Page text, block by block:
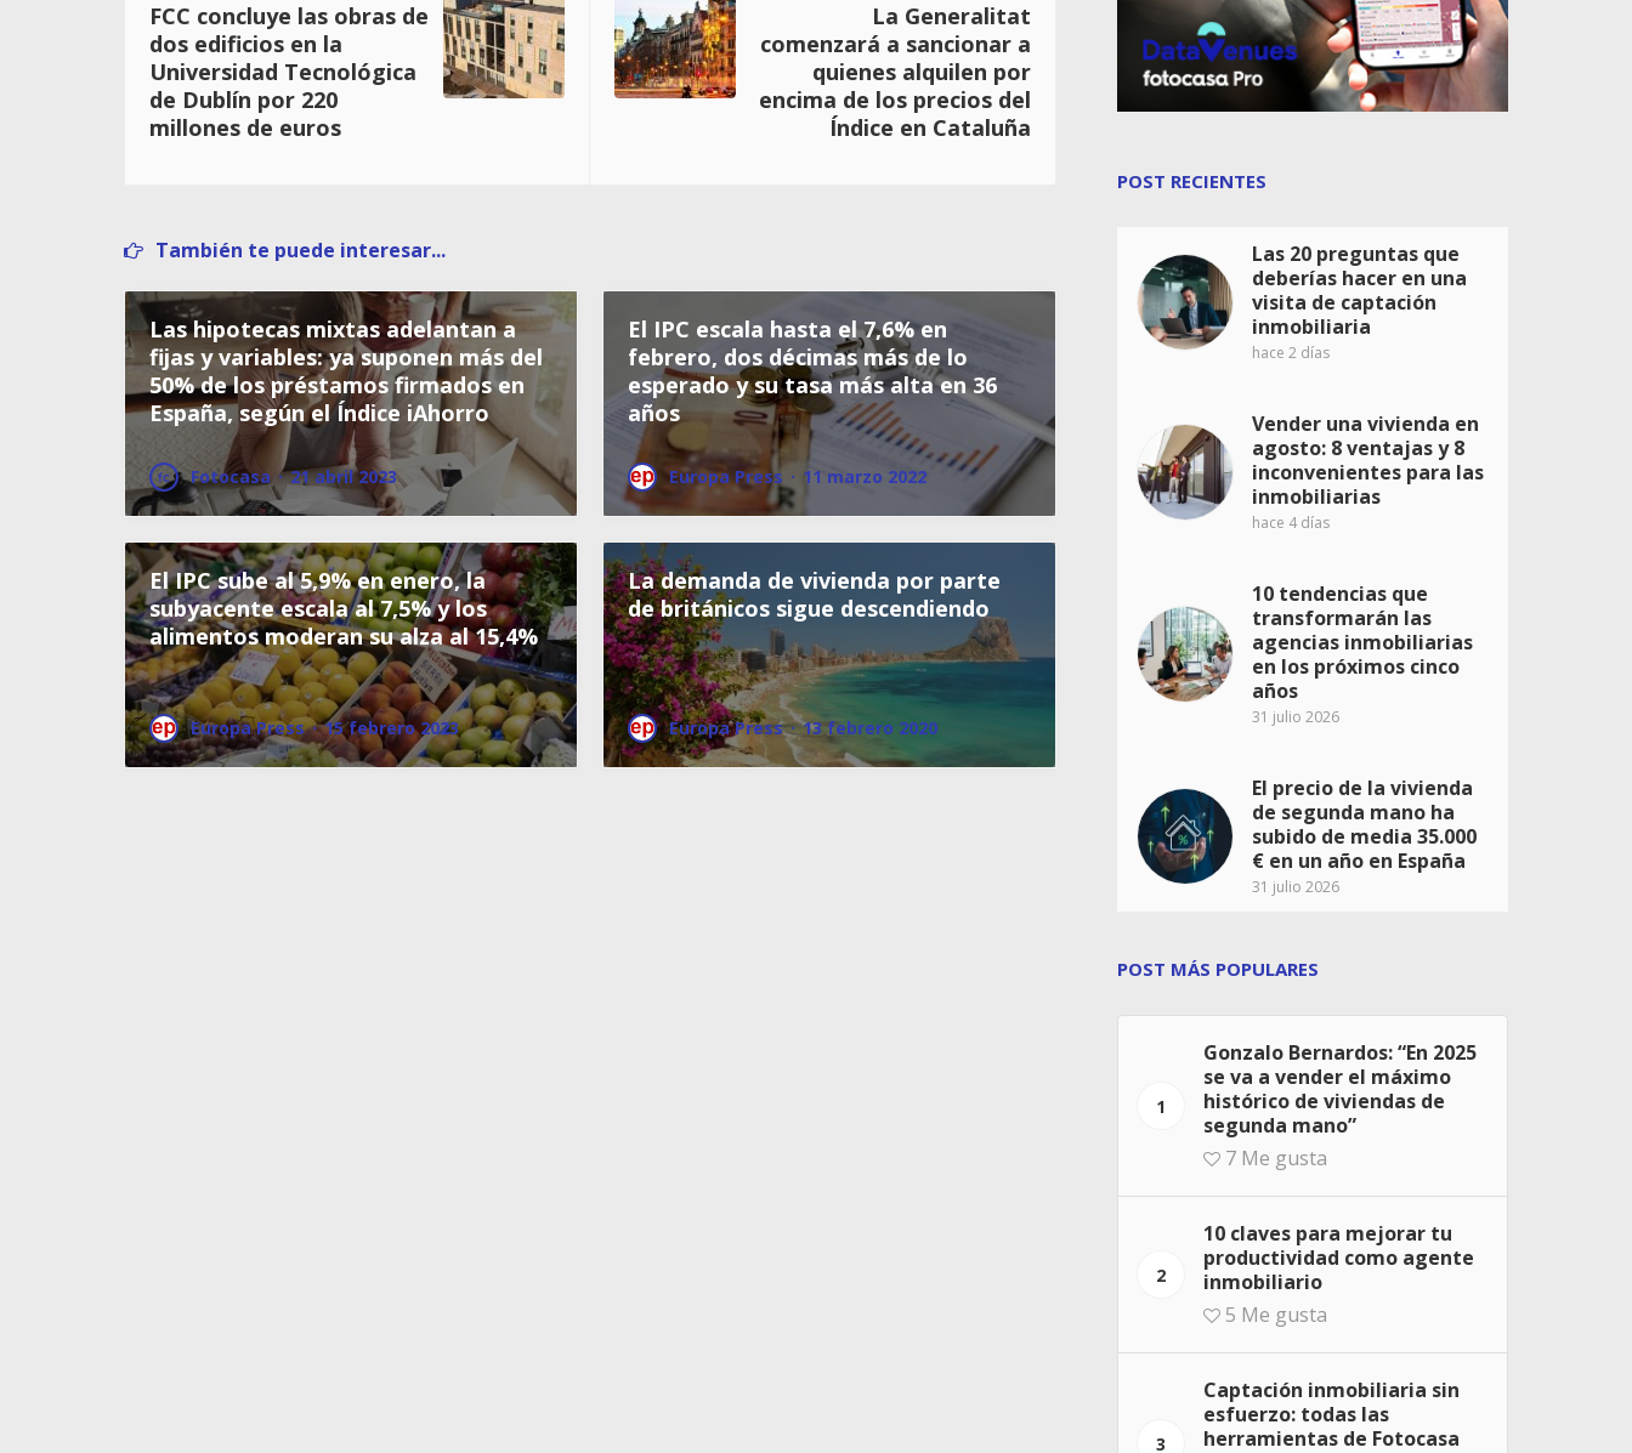
FCC concluye las obras de
dos edificios en la
Universidad Tecnológica
de Dublín por 220
millones de euros
La Generalitat
comenzará a sancionar a
quienes alquilen por
encima de los precios del
Índice en Cataluña
También te puede interesar...
Las hipotecas mixtas adelantan a
fijas y variables: ya suponen más del
50% de los préstamos firmados en
España, según el Índice iAhorro
Fotocasa · 21 abril 2023
El IPC escala hasta el 7,6% en
febrero, dos décimas más de lo
esperado y su tasa más alta en 36
años
Europa Press · 11 marzo 2022
El IPC sube al 5,9% en enero, la
subyacente escala al 7,5% y los
alimentos moderan su alza al 15,4%
Europa Press · 15 febrero 2023
La demanda de vivienda por parte
de británicos sigue descendiendo
Europa Press · 13 febrero 2020
POST RECIENTES
Las 20 preguntas que
deberías hacer en una
visita de captación
inmobiliaria
hace 2 días
Vender una vivienda en
agosto: 8 ventajas y 8
inconvenientes para las
inmobiliarias
hace 4 días
10 tendencias que
transformarán las
agencias inmobiliarias
en los próximos cinco
años
31 julio 2026
El precio de la vivienda
de segunda mano ha
subido de media 35.000
€ en un año en España
31 julio 2026
POST MÁS POPULARES
1
Gonzalo Bernardos: “En 2025
se va a vender el máximo
histórico de viviendas de
segunda mano”
7 Me gusta
2
10 claves para mejorar tu
productividad como agente
inmobiliario
5 Me gusta
3
Captación inmobiliaria sin
esfuerzo: todas las
herramientas de Fotocasa